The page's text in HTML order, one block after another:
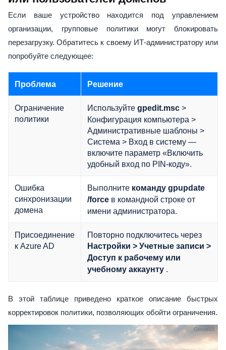
Если ваше устройство находится под управлением
организации, групповые политики могут блокировать
перезагрузку. Обратитесь к своему ИТ-администратору или
попробуйте следующее:
Проблема Решение
Ограничение
политики
Используйте gpedit.msc >
Конфигурация компьютера >
Административные шаблоны >
Система > Вход в систему —
включите параметр «Включить
удобный вход по PIN-коду».
Ошибка
синхронизации
домена
Выполните команду gpupdate
/force в командной строке от
имени администратора.
Присоединение
к Azure AD
Повторно подключитесь через
Настройки > Учетные записи >
Доступ к рабочему или
учебному аккаунту .
В этой таблице приведено краткое описание быстрых
корректировок политики, позволяющих обойти ограничения.